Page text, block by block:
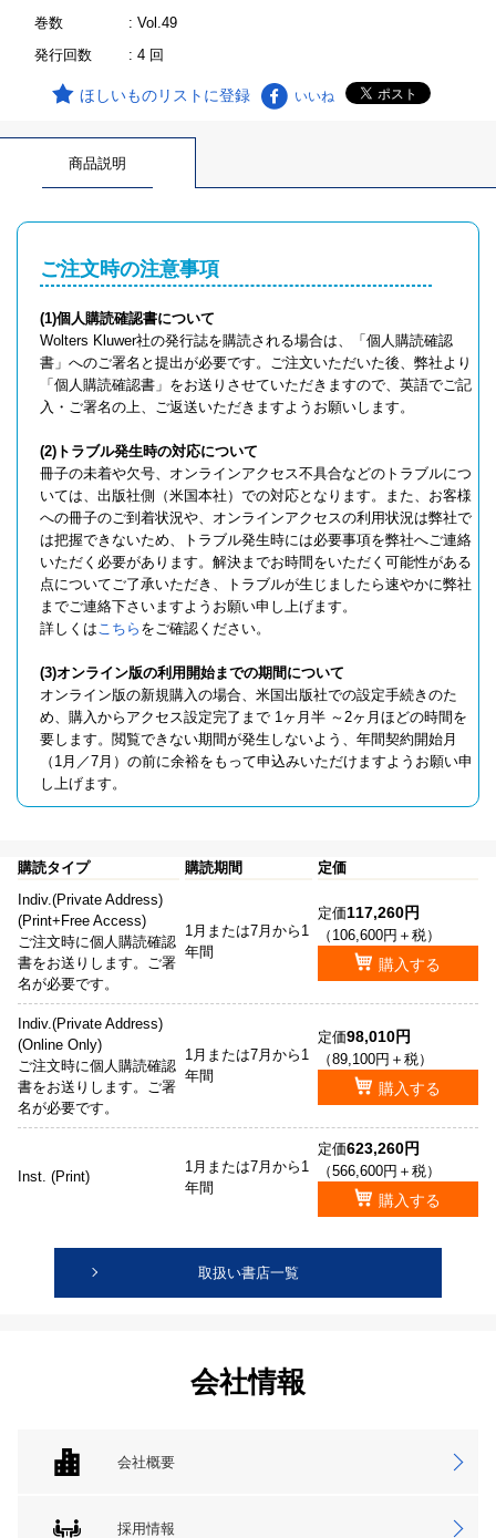
巻数
: Vol.49
発行回数
: 4 回
ほしいものリストに登録 いいね
商品説明
ご注文時の注意事項
(1)個人購読確認書について
Wolters Kluwer社の発行誌を購読される場合は、「個人購読確認
書」へのご署名と提出が必要です。ご注文いただいた後、弊社より
「個人購読確認書」をお送りさせていただきますので、英語でご記
入・ご署名の上、ご返送いただきますようお願いします。
(2)トラブル発生時の対応について
冊子の未着や欠号、オンラインアクセス不具合などのトラブルにつ
いては、出版社側（米国本社）での対応となります。また、お客様
への冊子のご到着状況や、オンラインアクセスの利用状況は弊社で
は把握できないため、トラブル発生時には必要事項を弊社へご連絡
いただく必要があります。解決までお時間をいただく可能性がある
点についてご了承いただき、トラブルが生じましたら速やかに弊社
までご連絡下さいますようお願い申し上げます。
詳しくはこちら をご確認ください。
(3)オンライン版の利用開始までの期間について
オンライン版の新規購入の場合、米国出版社での設定手続きのた
め、購入からアクセス設定完了まで 1ヶ月半 ～2ヶ月ほどの時間を
要します。閲覧できない期間が発生しないよう、年間契約開始月
（1月／7月）の前に余裕をもって申込みいただけますようお願い申
し上げます。
購読タイプ 購読期間
定価
Indiv.(Private Address)
(Print+Free Access)
ご注文時に個人購読確認
書をお送りします。ご署
名が必要です。
1月または7月から1
年間
定価117,260円
（106,600円＋税）
購入する
Indiv.(Private Address)
(Online Only)
ご注文時に個人購読確認
書をお送りします。ご署
名が必要です。
1月または7月から1
年間
定価98,010円
（89,100円＋税）
購入する
Inst. (Print)
1月または7月から1
年間
定価623,260円
（566,600円＋税）
購入する
取扱い書店一覧
会社情報
会社概要
採用情報